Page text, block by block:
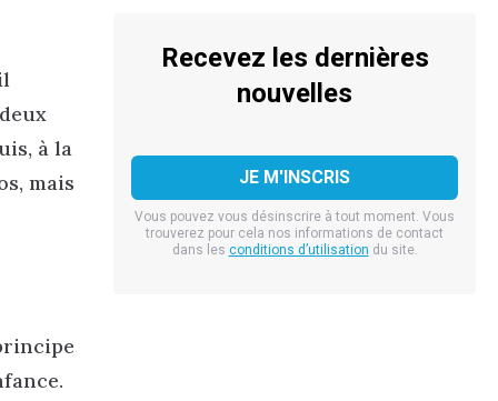
à la
mais
Recevez les dernières
nouvelles
Vous pouvez vous désinscrire à tout moment. Vous
trouverez pour cela nos informations de contact
dans les conditions d’utilisation du site.